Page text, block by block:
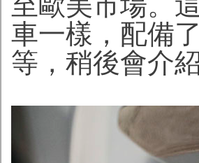
車一樣，配備
等，稍後會介